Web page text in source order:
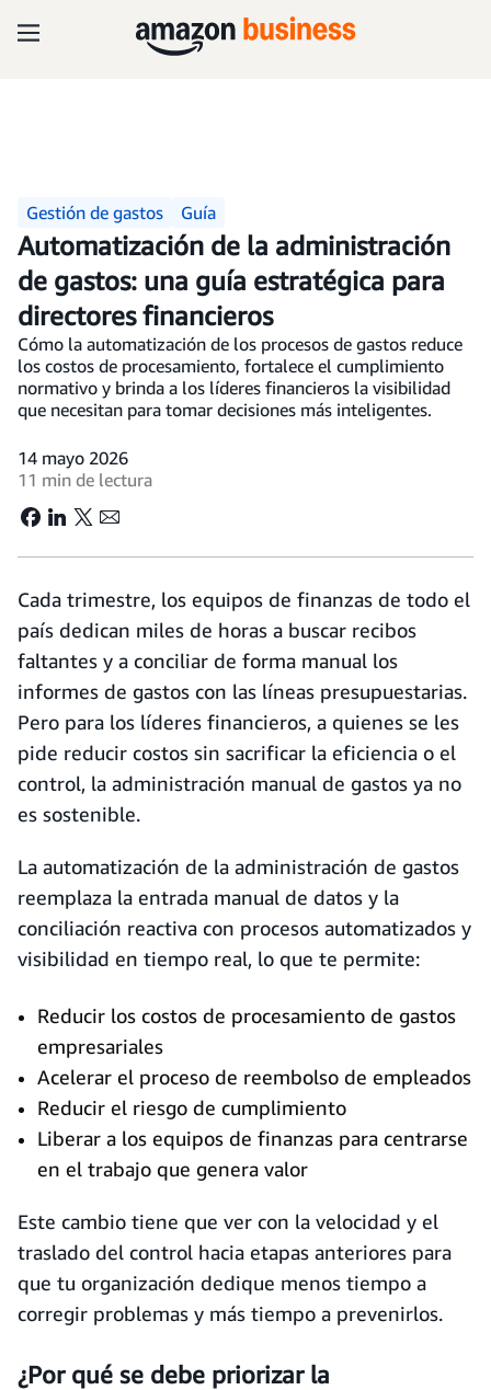
Gestión de gastos Guía
Automatización de la administración
de gastos: una guía estratégica para
directores financieros
Cómo la automatización de los procesos de gastos reduce
los costos de procesamiento, fortalece el cumplimiento
normativo y brinda a los líderes financieros la visibilidad
que necesitan para tomar decisiones más inteligentes.
14 mayo 2026
11 min de lectura
Cada trimestre, los equipos de finanzas de todo el
país dedican miles de horas a buscar recibos
faltantes y a conciliar de forma manual los
informes de gastos con las líneas presupuestarias.
Pero para los líderes financieros, a quienes se les
pide reducir costos sin sacrificar la eficiencia o el
control, la administración manual de gastos ya no
es sostenible.
La automatización de la administración de gastos
reemplaza la entrada manual de datos y la
conciliación reactiva con procesos automatizados y
visibilidad en tiempo real, lo que te permite:
Reducir los costos de procesamiento de gastos
empresariales
Acelerar el proceso de reembolso de empleados
Reducir el riesgo de cumplimiento
Liberar a los equipos de finanzas para centrarse
en el trabajo que genera valor
Este cambio tiene que ver con la velocidad y el
traslado del control hacia etapas anteriores para
que tu organización dedique menos tiempo a
corregir problemas y más tiempo a prevenirlos.
¿Por qué se debe priorizar la